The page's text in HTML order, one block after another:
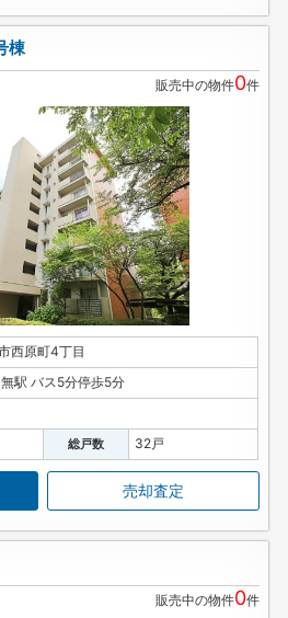
棟
販売中の物件0件
西原町4丁目
駅 バス5分停歩5分
総戸数 32戸
売却査定
販売中の物件0件